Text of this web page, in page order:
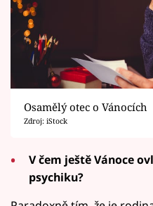
Osamělý otec o Vánocích
Zdroj: iStock
V čem ještě Vánoce
psychiku?